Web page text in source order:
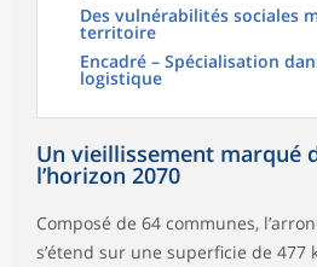
Des vulnérabilités sociales
territoire
Encadré – Spécialisation
logistique
Un vieillissement marqué
l’horizon 2070
Composé de 64 communes,
s’étend sur une superficie de 477